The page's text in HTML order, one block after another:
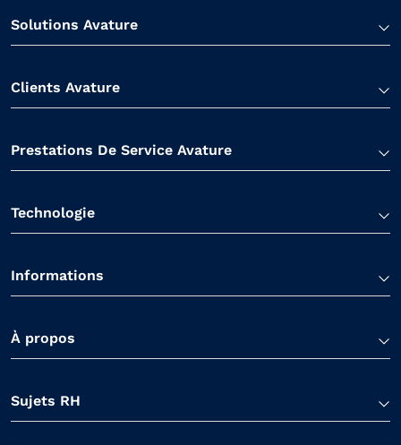
Solutions Avature
Clients Avature
Prestations De Service Avature
Technologie
Informations
À propos
Sujets RH